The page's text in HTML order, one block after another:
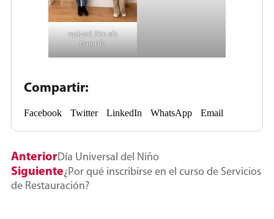
resized 25n afs
tenerife
Compartir:
Facebook Twitter LinkedIn WhatsApp Email
AnteriorDía Universal del Niño
Siguiente¿Por qué inscribirse en el curso de Servicios
de Restauración?